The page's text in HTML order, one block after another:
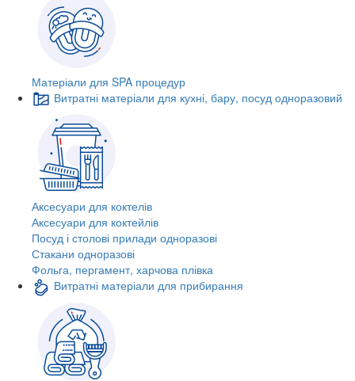
Матеріали для SPA процедур
Витратні матеріали для кухні, бару, посуд одноразовий
Аксесуари для коктелів
Аксесуари для коктейлів
Посуд і столові прилади одноразові
Стакани одноразові
Фольга, пергамент, харчова плівка
Витратні матеріали для прибирання